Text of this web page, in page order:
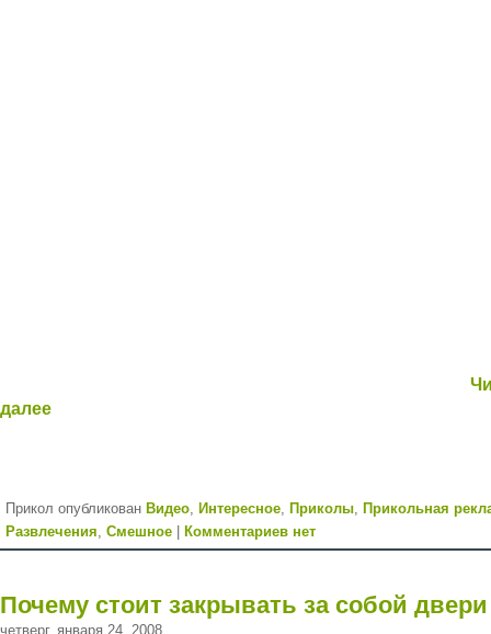
далее
Прикол опубликован Видео, Интересное, Приколы, Прикольная
Развлечения, Смешное Комментариев нет
Почему стоит закрывать за собой двери
четверг, января 24, 2008